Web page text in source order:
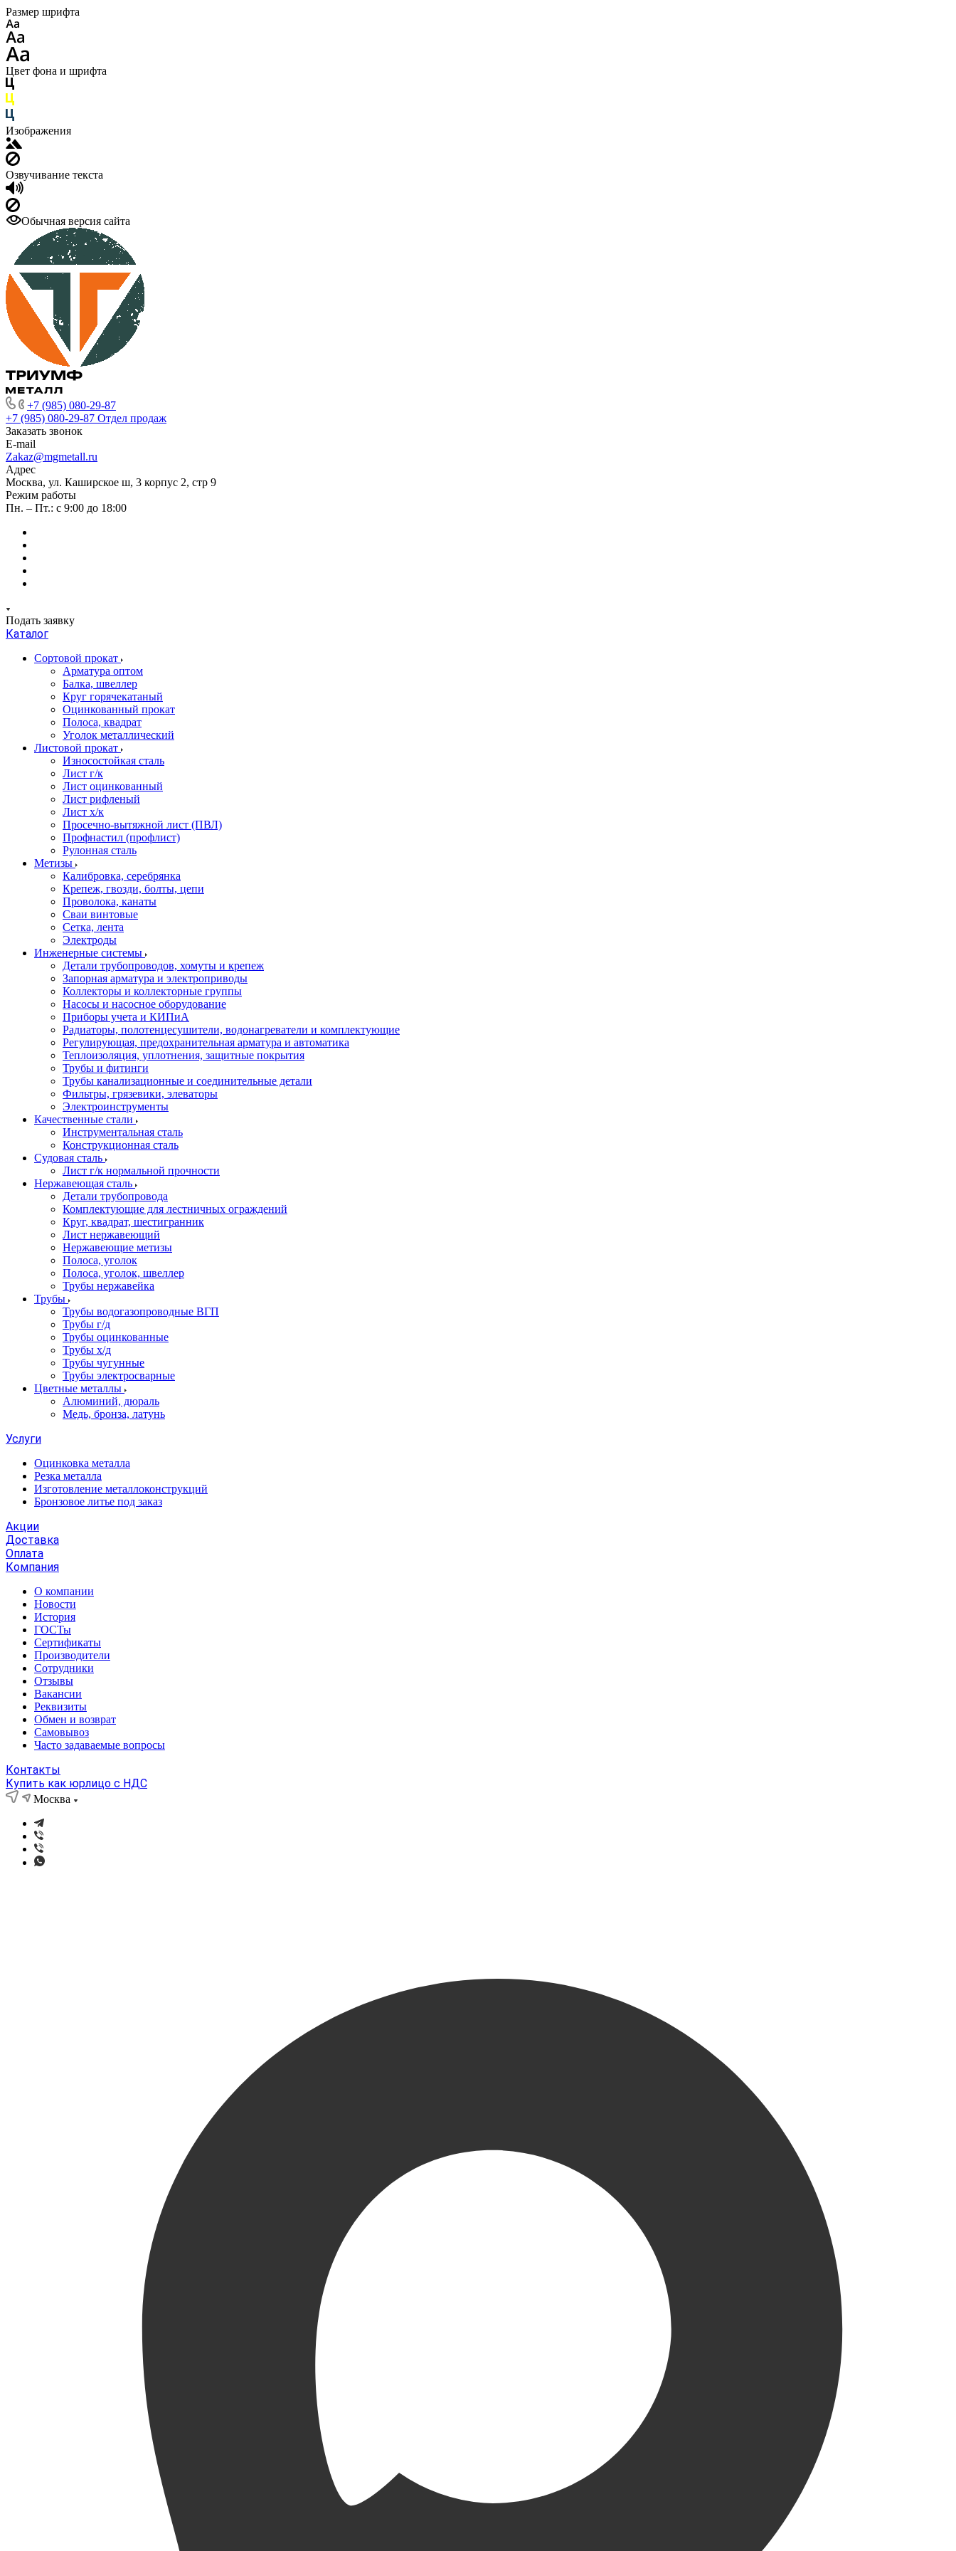
Размер шрифта
Цвет фона и шрифта
Изображения
Озвучивание текста
Обычная версия сайта
+7 (985) 080-29-87
+7 (985) 080-29-87 Отдел продаж
Заказать звонок
E-mail
Zakaz@mgmetall.ru
Адрес
Москва, ул. Каширское ш, 3 корпус 2, стр 9
Режим работы
Пн. – Пт.: с 9:00 до 18:00
Подать заявку
Каталог
Сортовой прокат
Арматура оптом
Балка, швеллер
Круг горячекатаный
Оцинкованный прокат
Полоса, квадрат
Уголок металлический
Листовой прокат
Износостойкая сталь
Лист г/к
Лист оцинкованный
Лист рифленый
Лист х/к
Просечно-вытяжной лист (ПВЛ)
Профнастил (профлист)
Рулонная сталь
Метизы
Калибровка, серебрянка
Крепеж, гвозди, болты, цепи
Проволока, канаты
Сваи винтовые
Сетка, лента
Электроды
Инженерные системы
Детали трубопроводов, хомуты и крепеж
Запорная арматура и электроприводы
Коллекторы и коллекторные группы
Насосы и насосное оборудование
Приборы учета и КИПиА
Радиаторы, полотенцесушители, водонагреватели и комплектующие
Регулирующая, предохранительная арматура и автоматика
Теплоизоляция, уплотнения, защитные покрытия
Трубы и фитинги
Трубы канализационные и соединительные детали
Фильтры, грязевики, элеваторы
Электроинструменты
Качественные стали
Инструментальная сталь
Конструкционная сталь
Судовая сталь
Лист г/к нормальной прочности
Нержавеющая сталь
Детали трубопровода
Комплектующие для лестничных ограждений
Круг, квадрат, шестигранник
Лист нержавеющий
Нержавеющие метизы
Полоса, уголок
Полоса, уголок, швеллер
Трубы нержавейка
Трубы
Трубы водогазопроводные ВГП
Трубы г/д
Трубы оцинкованные
Трубы х/д
Трубы чугунные
Трубы электросварные
Цветные металлы
Алюминий, дюраль
Медь, бронза, латунь
Услуги
Оцинковка металла
Резка металла
Изготовление металлоконструкций
Бронзовое литье под заказ
Акции
Доставка
Оплата
Компания
О компании
Новости
История
ГОСТы
Сертификаты
Производители
Сотрудники
Отзывы
Вакансии
Реквизиты
Обмен и возврат
Самовывоз
Часто задаваемые вопросы
Контакты
Купить как юрлицо с НДС
Москва